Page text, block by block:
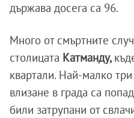
държава досега са 96.
Много от смъртните
столицата Катманду,
квартали. Най-малко
влизане в града са
били затрупани от